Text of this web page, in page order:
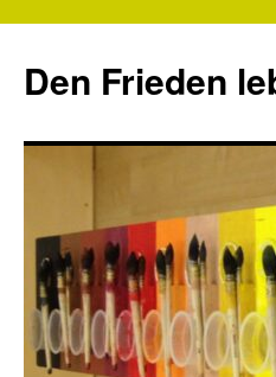
springen
Den Frieden